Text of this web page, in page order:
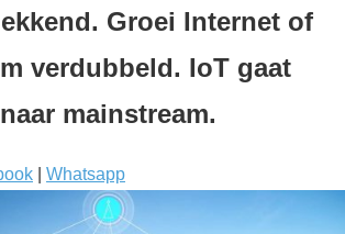
Groei Internet of
verdubbeld. IoT gaat
mainstream.
Whatsapp